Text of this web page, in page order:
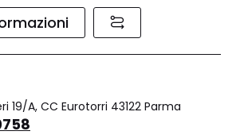
19/A, CC Eurotorri 43122 Parma